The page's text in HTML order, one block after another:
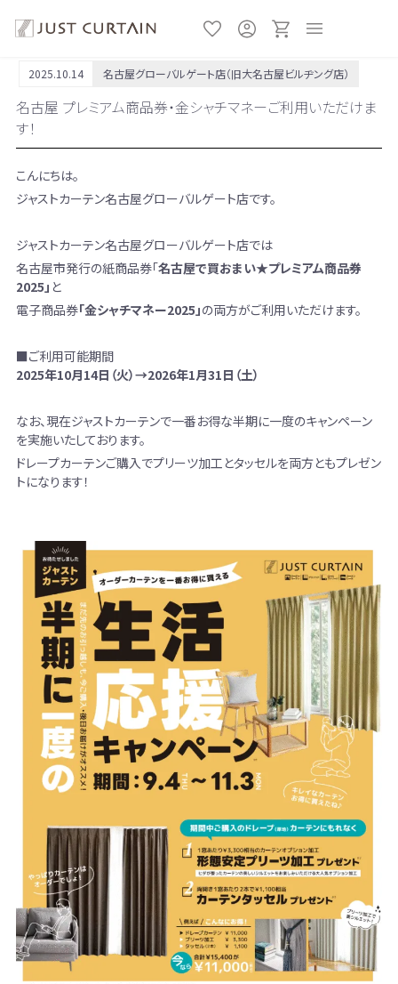
2025.10.14 名古屋グローバルゲート店（旧大名古屋ビルヂング店）
名古屋 プレミアム商品券・金シャチマネーご利用いただけま
す！
こんにちは。
ジャストカーテン名古屋グローバルゲート店です。
ジャストカーテン名古屋グローバルゲート店では
名古屋市発行の紙商品券「名古屋で買おまい★プレミアム商品券
2025」 と
電子商品券「金シャチマネー2025」の両方がご利用いただけます。
■ご利用可能期間
2025年10月14日（火）→2026年1月31日（土）
なお、現在ジャストカーテンで一番お得な半期に一度のキャンペーン
を実施いたしております。
ドレープカーテンご購入でプリーツ加工とタッセルを両方ともプレゼン
トになります！